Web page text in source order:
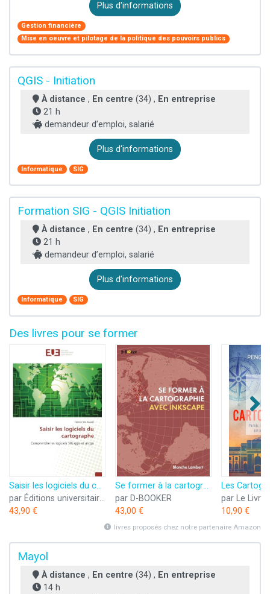
Plus d'informations
Gestion financière
Mise en oeuvre et pilotage de la politique des pouvoirs publics
QGIS - Initiation
À distance , En centre (34) , En entreprise
21 h
demandeur d’emploi, salarié
Plus d'informations
Informatique SIG
Formation SIG - QGIS Initiation
À distance , En centre (34) , En entreprise
21 h
demandeur d’emploi, salarié
Plus d'informations
Informatique SIG
Des livres pour se former
Saisir les logiciels du cartographe: Comprendre les logiciels SIG qgis et arcgis
par Éditions universitaires européennes
43,90 €
Se former à la cartographie avec Inkscape
par D-BOOKER
43,00 €
Les
par Le Livre
10,90 €
livres proposés chez notre partenaire Amazon
Mayol
À distance , En centre (34) , En entreprise
14 h